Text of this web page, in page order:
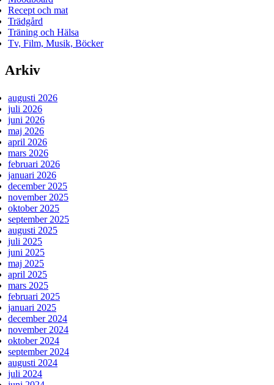
Recept och mat
Trädgård
Träning och Hälsa
Tv, Film, Musik, Böcker
Arkiv
augusti 2026
juli 2026
juni 2026
maj 2026
april 2026
mars 2026
februari 2026
januari 2026
december 2025
november 2025
oktober 2025
september 2025
augusti 2025
juli 2025
juni 2025
maj 2025
april 2025
mars 2025
februari 2025
januari 2025
december 2024
november 2024
oktober 2024
september 2024
augusti 2024
juli 2024